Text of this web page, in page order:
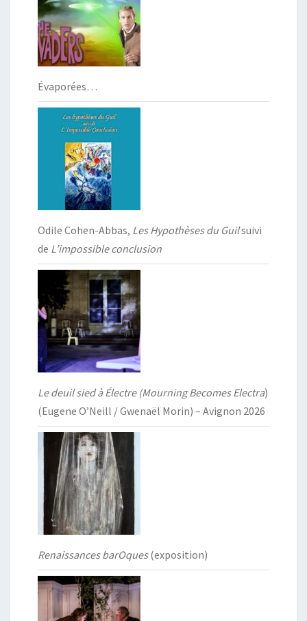
Évaporées…
Odile Cohen-Abbas, Les Hypothèses du Guilsuivi
de L’impossible conclusion
Le deuil sied à Électre (Mourning Becomes Electra)
(Eugene O’Neill / Gwenaël Morin) – Avignon 2026
Renaissances barOques(exposition)